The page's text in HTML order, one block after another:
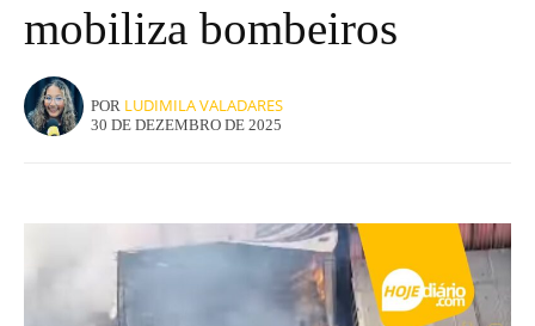
mobiliza bombeiros
POR LUDIMILA VALADARES
30 DE DEZEMBRO DE 2025